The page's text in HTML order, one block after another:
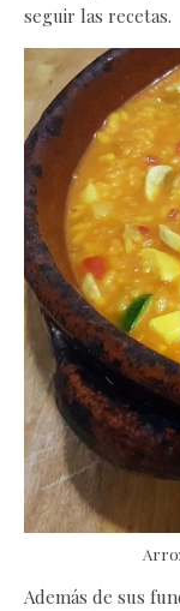
seguir las recetas.
Además de sus